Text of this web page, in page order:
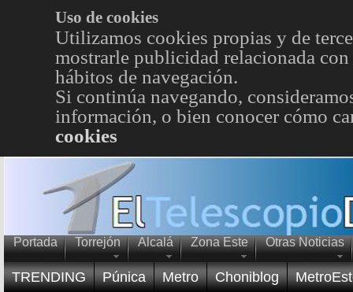
Uso de cookies
Utilizamos cookies propias y de
mostrarle publicidad relacionada
hábitos de navegación.
Si continúa navegando,
información, o bien conocer cómo
cookies
Portada Torrejón Alcalá Zona Este Otras Noticias
TRENDING Púnica Metro Choniblog